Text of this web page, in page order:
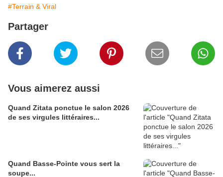
#Terrain & Viral
Partager
Vous aimerez aussi
Quand Zitata ponctue le salon 2026
de ses virgules littéraires...
Quand Basse-Pointe vous sert la
soupe...